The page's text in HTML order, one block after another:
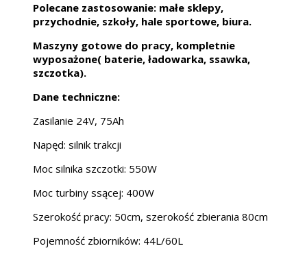
Polecane zastosowanie: małe sklepy,
przychodnie, szkoły, hale sportowe, biura.
Maszyny gotowe do pracy, kompletnie
wyposażone( baterie, ładowarka, ssawka,
szczotka).
Dane techniczne:
Zasilanie 24V, 75Ah
Napęd: silnik trakcji
Moc silnika szczotki: 550W
Moc turbiny ssącej: 400W
Szerokość pracy: 50cm, szerokość zbierania 80cm
Pojemność zbiorników: 44L/60L